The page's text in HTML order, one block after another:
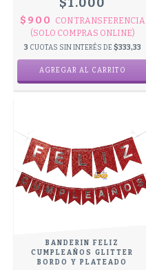
$900 CONTRANSFERENCIA
(SOLO COMPRAS ONLINE)
3 CUOTAS SIN INTERÉS DE $333,33
BANDERIN FELIZ
CUMPLEAÑOS GLITTER
BORDO Y PLATEADO